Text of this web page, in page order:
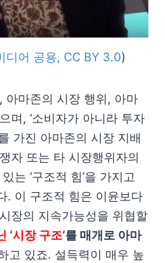
디어 공용, CC BY 3.0)
아마존의 시장 행위, 아마
며, ‘소비자가 아니라 투자
가진 아마존의 시장 지배
자 또는 타 시장행위자의
는 ‘구조적 힘’을 가지고
. 이 구조적 힘은 이윤보다
장의 지속가능성을 위협할
‘시장 구조‘를 매개로 아마
고 있죠. 설득력이 매우 높